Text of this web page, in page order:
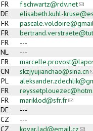
FR f.schwartz@rdv.net(link
DE elisabeth.kuhl-
FR
FR
FR ---
NL ---
FR
CN skzjyujianchao@sina.cn
PL
FR
FR mariklod@sfr.fr(link
DE ---
CZ ---
CZ kovar.lad@email.cz(link